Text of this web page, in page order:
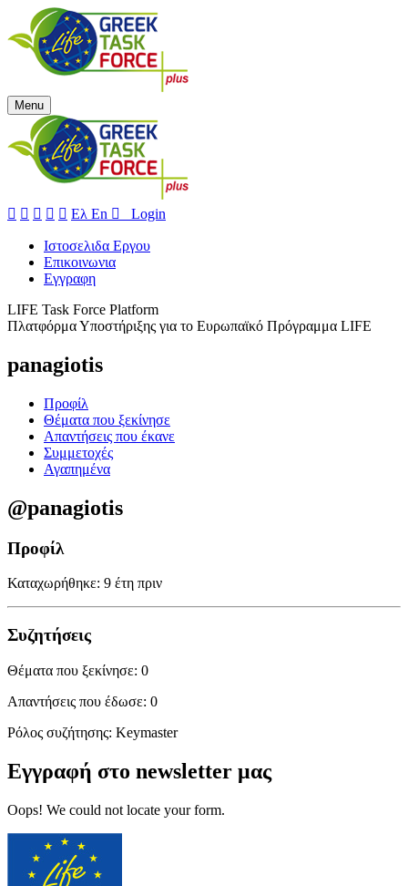
Menu
     Ελ En  Login
Ιστοσελιδα Εργου
Επικοινωνια
Εγγραφη
LIFE Task Force Platform
Πλατφόρμα Υποστήριξης για το Ευρωπαϊκό Πρόγραμμα LIFE
panagiotis
Προφίλ
Θέματα που ξεκίνησε
Απαντήσεις που έκανε
Συμμετοχές
Αγαπημένα
@panagiotis
Προφίλ
Καταχωρήθηκε: 9 έτη πριν
Συζητήσεις
Θέματα που ξεκίνησε: 0
Απαντήσεις που έδωσε: 0
Ρόλος συζήτησης: Keymaster
Εγγραφή στο newsletter μας
Oops! We could not locate your form.